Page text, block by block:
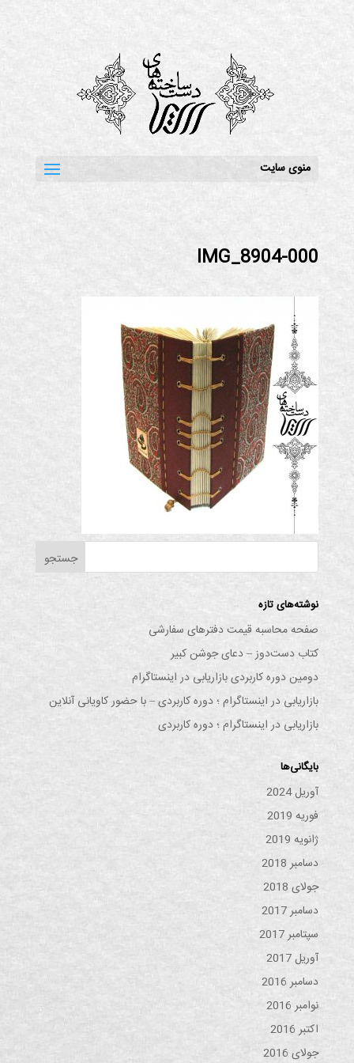
منوی سایت
IMG_8904-000
نوشته‌های تازه
صفحه محاسبه قیمت دفترهای سفارشی
کتاب دست‌دوز – دعای جوشن کبیر
دومین دوره کاربردی بازاریابی در اینستاگرام
بازاریابی در اینستاگرام ؛ دوره کاربردی – با حضور کاویانی آنلاین
بازاریابی در اینستاگرام ؛ دوره کاربردی
بایگانی‌ها
آوریل 2024
فوریه 2019
ژانویه 2019
دسامبر 2018
جولای 2018
دسامبر 2017
سپتامبر 2017
آوریل 2017
دسامبر 2016
نوامبر 2016
اکتبر 2016
جولای 2016